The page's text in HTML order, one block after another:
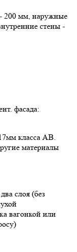
- 200 мм, наружные
стены -
фасада:
класса АВ.
материалы
слоя (без
вагонкой или